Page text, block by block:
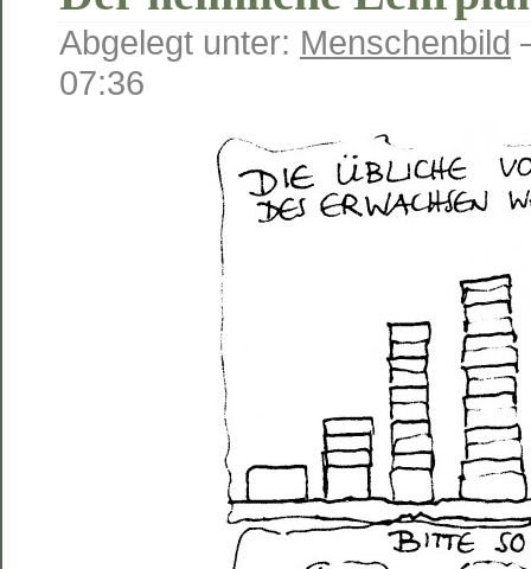
Abgelegt unter: Menschenbild
07:36